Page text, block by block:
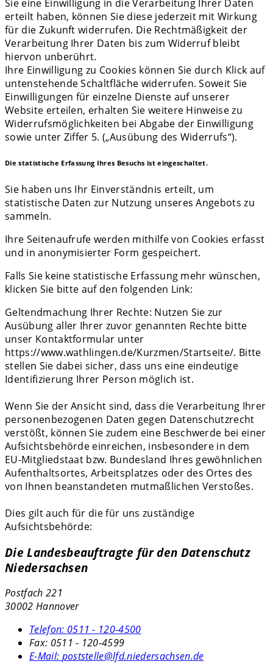
Sie eine Einwilligung in die Verarbeitung Ihrer Daten
erteilt haben, können Sie diese jederzeit mit Wirkung
für die Zukunft widerrufen. Die Rechtmäßigkeit der
Verarbeitung Ihrer Daten bis zum Widerruf bleibt
hiervon unberührt.
Ihre Einwilligung zu Cookies können Sie durch Klick auf
untenstehende Schaltfläche widerrufen. Soweit Sie
Einwilligungen für einzelne Dienste auf unserer
Website erteilen, erhalten Sie weitere Hinweise zu
Widerrufsmöglichkeiten bei Abgabe der Einwilligung
sowie unter Ziffer 5. („Ausübung des Widerrufs“).
Die statistische Erfassung Ihres Besuchs ist eingeschaltet.
Sie haben uns Ihr Einverständnis erteilt, um
statistische Daten zur Nutzung unseres Angebots zu
sammeln.
Ihre Seitenaufrufe werden mithilfe von Cookies erfasst
und in anonymisierter Form gespeichert.
Falls Sie keine statistische Erfassung mehr wünschen,
klicken Sie bitte auf den folgenden Link:
Geltendmachung Ihrer Rechte: Nutzen Sie zur
Ausübung aller Ihrer zuvor genannten Rechte bitte
unser Kontaktformular unter
https://www.wathlingen.de/Kurzmen/Startseite/. Bitte
stellen Sie dabei sicher, dass uns eine eindeutige
Identifizierung Ihrer Person möglich ist.
Wenn Sie der Ansicht sind, dass die Verarbeitung Ihrer
personenbezogenen Daten gegen Datenschutzrecht
verstößt, können Sie zudem eine Beschwerde bei einer
Aufsichtsbehörde einreichen, insbesondere in dem
EU-Mitgliedstaat bzw. Bundesland Ihres gewöhnlichen
Aufenthaltsortes, Arbeitsplatzes oder des Ortes des
von Ihnen beanstandeten mutmaßlichen Verstoßes.
Dies gilt auch für die für uns zuständige
Aufsichtsbehörde:
Die Landesbeauftragte für den Datenschutz
Niedersachsen
Postfach 221
30002 Hannover
Telefon: 0511 - 120-4500
Fax: 0511 - 120-4599
E-Mail: poststelle@lfd.niedersachsen.de